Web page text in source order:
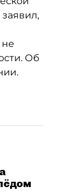
не
Об